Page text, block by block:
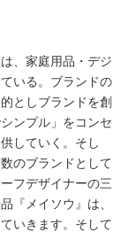
、家庭用品・デジ
いる。ブランドの
としブランドを創
ンプル」をコンセ
していく。そし
のブランドとして
フデザイナーの三
『メイソウ』は、
いきます。そして